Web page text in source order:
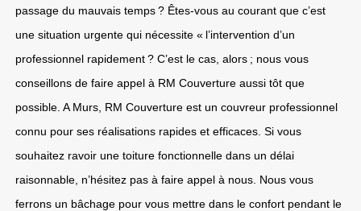
passage du mauvais temps ? Êtes-vous au courant que c’est
une situation urgente qui nécessite « l’intervention d’un
professionnel rapidement ? C’est le cas, alors ; nous vous
conseillons de faire appel à RM Couverture aussi tôt que
possible. A Murs, RM Couverture est un couvreur professionnel
connu pour ses réalisations rapides et efficaces. Si vous
souhaitez ravoir une toiture fonctionnelle dans un délai
raisonnable, n’hésitez pas à faire appel à nous. Nous vous
ferrons un bâchage pour vous mettre dans le confort pendant le